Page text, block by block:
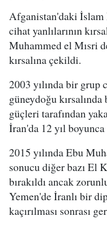
Afganistan'daki
cihat yanlılarının
Muhammed el Mısri
kırsalına çekildi.
2003 yılında bir grup
güneydoğu
güçleri tarafından
İran'da 12 yıl boyunca
2015 yılında Ebu
sonucu diğer bazı El
bırakıldı ancak
Yemen'de İranlı bir
kaçırılması sonrası